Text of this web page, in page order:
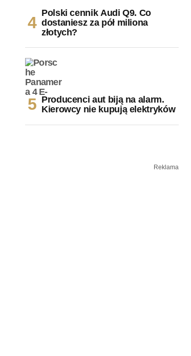
Polski cennik Audi Q9. Co
dostaniesz za pół miliona
złotych?
Producenci aut biją na alarm.
Kierowcy nie kupują elektryków
Reklama